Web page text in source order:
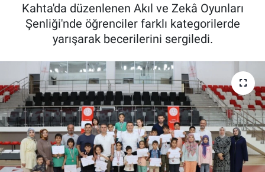
Kahta'da düzenlenen Akıl ve Zekâ Oyunları
Şenliği'nde öğrenciler farklı kategorilerde
yarışarak becerilerini sergiledi.
Bölge Haberleri
Gündem
Asayiş
Sağlık
Özel Haber
Kültür Sanat
Süper Lig Puan Durumu ve Fikstür
Tüm Manşetler
Son Dakika Haberleri
Haber Arşivi